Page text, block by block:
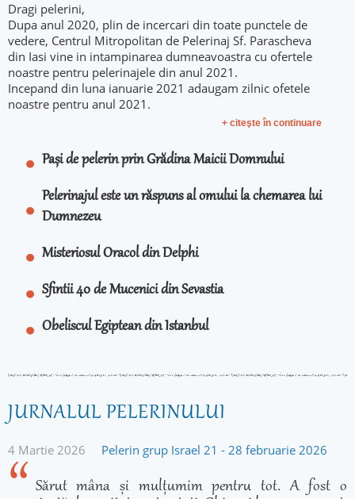
Dragi pelerini,
Dupa anul 2020, plin de incercari din toate punctele de
vedere, Centrul Mitropolitan de Pelerinaj Sf. Parascheva
din Iasi vine in intampinarea dumneavoastra cu ofertele
noastre pentru pelerinajele din anul 2021.
Incepand din luna ianuarie 2021 adaugam zilnic ofetele
noastre pentru anul 2021.
+ citeşte în continuare
Pași de pelerin prin Grădina Maicii Domnului
Pelerinajul este un răspuns al omului la chemarea lui
Dumnezeu
Misteriosul Oracol din Delphi
Sfintii 40 de Mucenici din Sevastia
Obeliscul Egiptean din Istanbul
JURNALUL PELERINULUI
4 Martie 2026 Pelerin grup Israel 21 - 28 februarie 2026
Sărut mâna și mulțumim pentru tot. A fost o